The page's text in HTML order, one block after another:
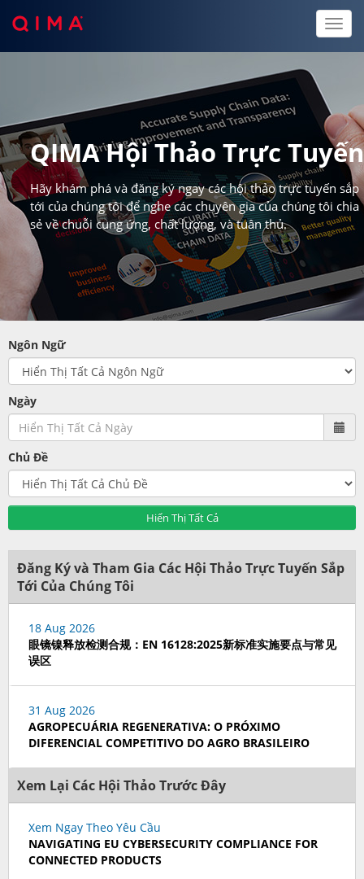
Toggle
QIMA Hội Thảo Trực Tuyến
Hãy khám phá và đăng ký ngay các hội thảo trực tuyến sắp
tới của chúng tôi để nghe các chuyên gia của chúng tôi chia
sẻ về chuỗi cung ứng, chất lượng, và tuân thủ.
Ngôn Ngữ
Ngày
Chủ Đề
Hiển Thị Tất Cả
Đăng Ký và Tham Gia Các Hội Thảo Trực Tuyến Sắp
Tới Của Chúng Tôi
18 Aug 2026
眼镜镍释放检测合规：EN 16128:2025新标准实施要点与常见
误区
31 Aug 2026
AGROPECUÁRIA REGENERATIVA: O PRÓXIMO
DIFERENCIAL COMPETITIVO DO AGRO BRASILEIRO
Xem Lại Các Hội Thảo Trước Đây
Xem Ngay Theo Yêu Cầu
NAVIGATING EU CYBERSECURITY COMPLIANCE FOR
CONNECTED PRODUCTS